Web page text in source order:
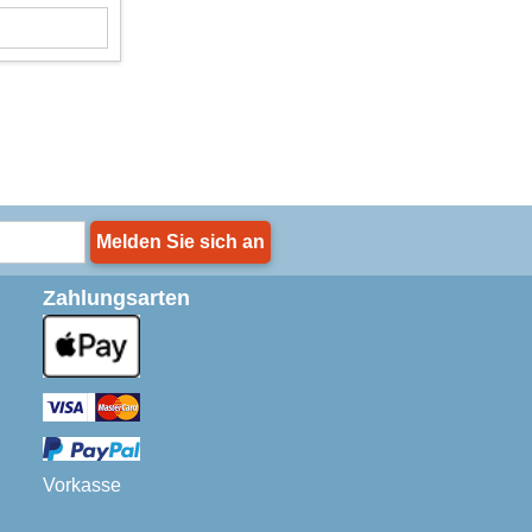
Melden Sie sich an
Zahlungsarten
Vorkasse